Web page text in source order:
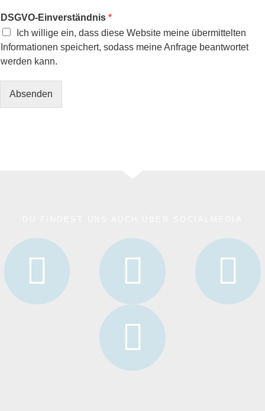
DSGVO-Einverständnis *
Ich willige ein, dass diese Website meine übermittelten
Informationen speichert, sodass meine Anfrage beantwortet
werden kann.
Absenden